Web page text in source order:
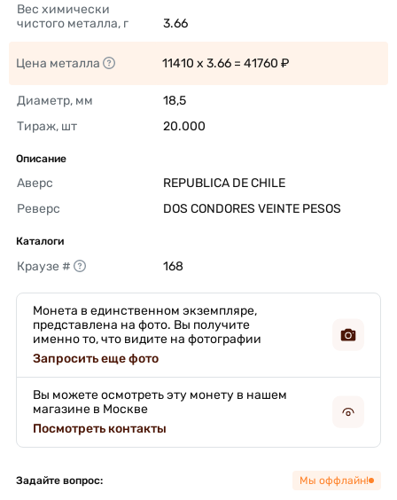
Вес химически
чистого металла, г
3.66
Цена металла 11410 x 3.66 = 41760 ₽
Диаметр, мм
18,5
Тираж, шт
20.000
Описание
Аверс
REPUBLICA DE CHILE
Реверс
DOS CONDORES VEINTE PESOS
Каталоги
Краузе # 168
Монета в единственном экземпляре,
представлена на фото. Вы получите
именно то, что видите на фотографии
Запросить еще фото
Вы можете осмотреть эту монету в нашем
магазине в Москве
Посмотреть контакты
Задайте вопрос: Мы оффлайн!